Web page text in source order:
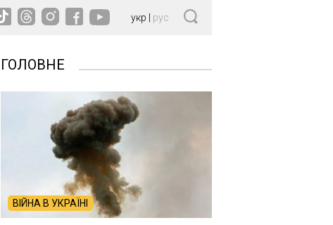
укр рус
ГОЛОВНЕ
ВІЙНА В УКРАЇНІ